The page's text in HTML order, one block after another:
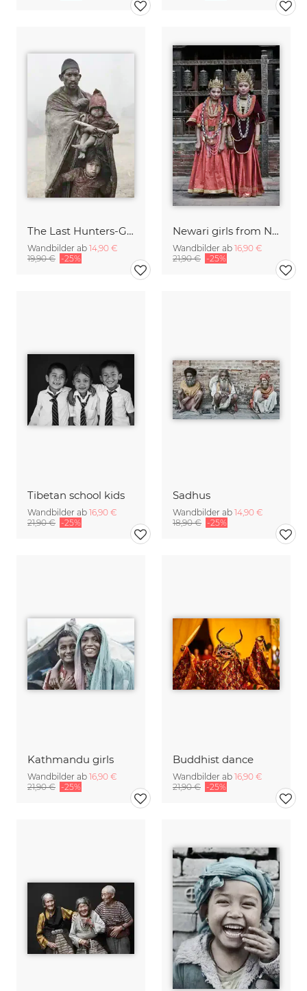
The Last Hunters-Gatherers of the Himalayas
Wandbilder ab 14,90 €
19,90 € -25%
Newari girls from Nepal
Wandbilder ab 16,90 €
21,90 € -25%
Tibetan school kids
Wandbilder ab 16,90 €
21,90 € -25%
Sadhus
Wandbilder ab 14,90 €
18,90 € -25%
Kathmandu girls
Wandbilder ab 16,90 €
21,90 € -25%
Buddhist dance
Wandbilder ab 16,90 €
21,90 € -25%